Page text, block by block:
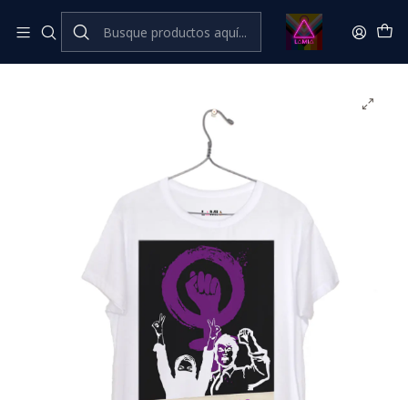
Inicio Catálogo Classic ⭐ CLÁSICOS LÂMIA⭐ Classic
Juntas somos más fuertes #2